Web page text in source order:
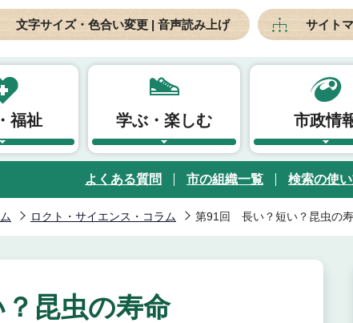
文字サイズ・色合い変更 | 音声読み上げ サイト
福祉 学ぶ・楽しむ 市政情
よくある質問 市の組織一覧 検索の使
ロクト・サイエンス・コラム 第91回 長い？短い？昆虫の
昆虫の寿命